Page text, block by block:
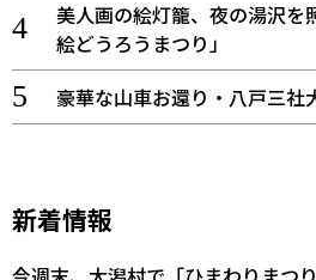
美人画の絵灯籠、夜の湯沢
絵どうろうまつり」
豪華な山車お還り・八戸三社
新着情報